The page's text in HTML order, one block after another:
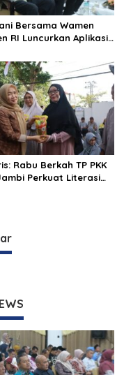
Bersama Wamen
RI Luncurkan Aplikasi
Digital Pendidikan
Rabu Berkah TP PKK
Perkuat Literasi